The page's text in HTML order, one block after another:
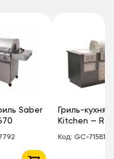
Saber
Гриль-кухня
Kitchen — R
Код: GC-715815